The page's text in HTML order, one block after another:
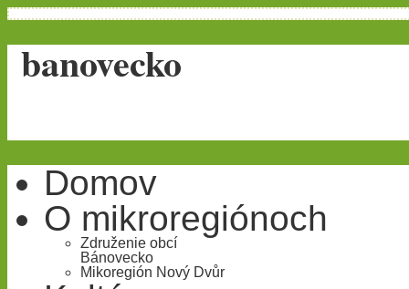
banovecko
Domov
O mikroregiónoch
Združenie obcí
Bánovecko
Mikoregión Nový Dvůr